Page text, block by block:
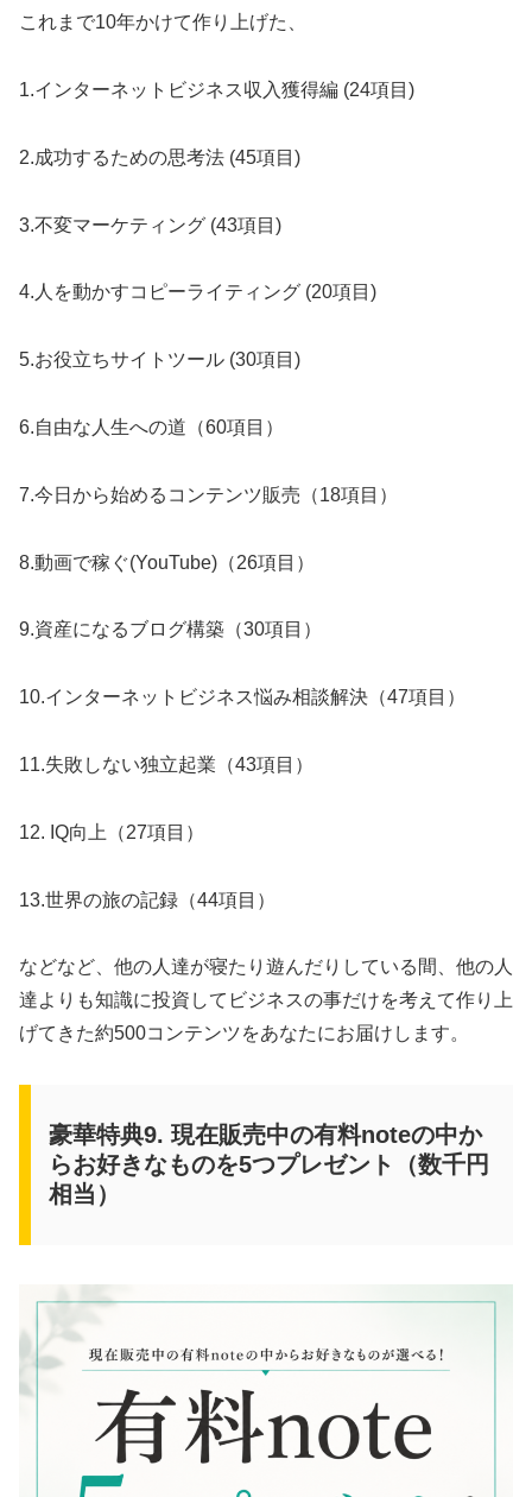
これまで10年かけて作り上げた、
1.インターネットビジネス収入獲得編 (24項目)
2.成功するための思考法 (45項目)
3.不変マーケティング (43項目)
4.人を動かすコピーライティング (20項目)
5.お役立ちサイトツール (30項目)
6.自由な人生への道（60項目）
7.今日から始めるコンテンツ販売（18項目）
8.動画で稼ぐ(YouTube)（26項目）
9.資産になるブログ構築（30項目）
10.インターネットビジネス悩み相談解決（47項目）
11.失敗しない独立起業（43項目）
12. IQ向上（27項目）
13.世界の旅の記録（44項目）
などなど、他の人達が寝たり遊んだりしている間、他の人
達よりも知識に投資してビジネスの事だけを考えて作り上
げてきた約500コンテンツをあなたにお届けします。
豪華特典9. 現在販売中の有料noteの中か
らお好きなものを5つプレゼント（数千円
相当）